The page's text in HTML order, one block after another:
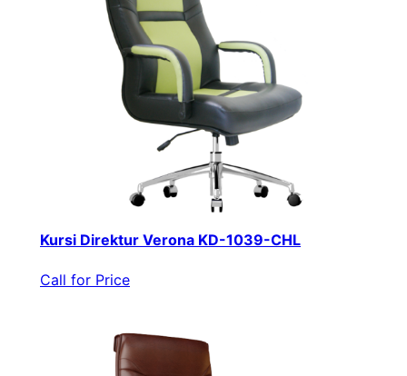
Kursi Direktur Verona KD-1039-CHL
Call for Price